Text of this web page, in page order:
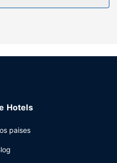
Internet wifi gratis, servicio
con un bar o lounge,
gratuito todos los días
Hotels
paises